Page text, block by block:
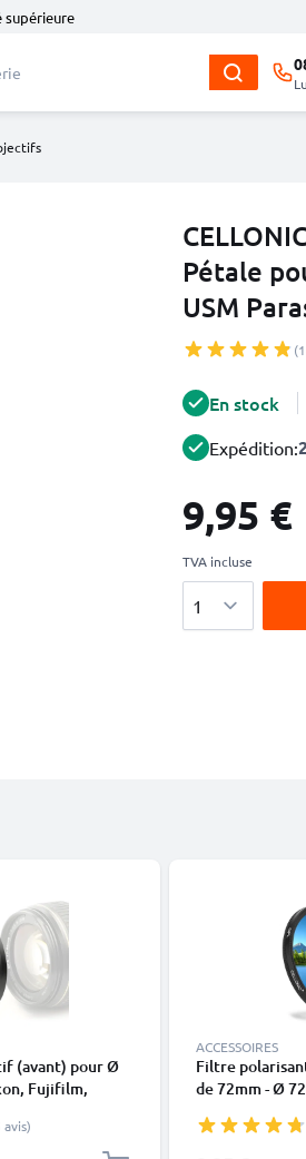
supérieure
Pétale
USM
En stock
Expédition:
9,95 €
TVA incluse
(avant) pour Ø
Fujifilm,
central
avis)
ACCESSOIRES
Filtre
de 72mm - Ø
la lumière